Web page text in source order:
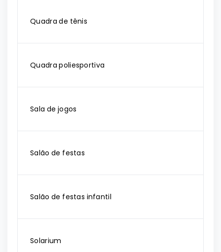
Quadra de tênis
Quadra poliesportiva
Sala de jogos
Salão de festas
Salão de festas infantil
Solarium